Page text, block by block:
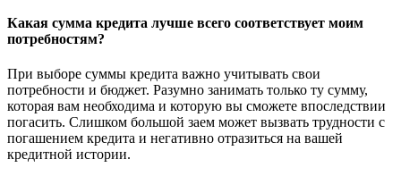
Какая сумма кредита лучше всего соответствует моим
потребностям?
При выборе суммы кредита важно учитывать свои
потребности и бюджет. Разумно занимать только ту сумму,
которая вам необходима и которую вы сможете впоследствии
погасить. Слишком большой заем может вызвать трудности с
погашением кредита и негативно отразиться на вашей
кредитной истории.